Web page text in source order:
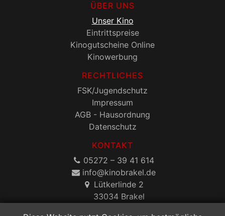
ÜBER UNS
Unser Kino
Eintrittspreise
Kinogutscheine Online
Kinowerbung
RECHTLICHES
FSK/Jugendschutz
Impressum
AGB - Hausordnung
Datenschutz
KONTAKT
05272 – 39 41 614
ed.lekarb
onik@ofni
Lütkerlinde 2
33034 Brakel